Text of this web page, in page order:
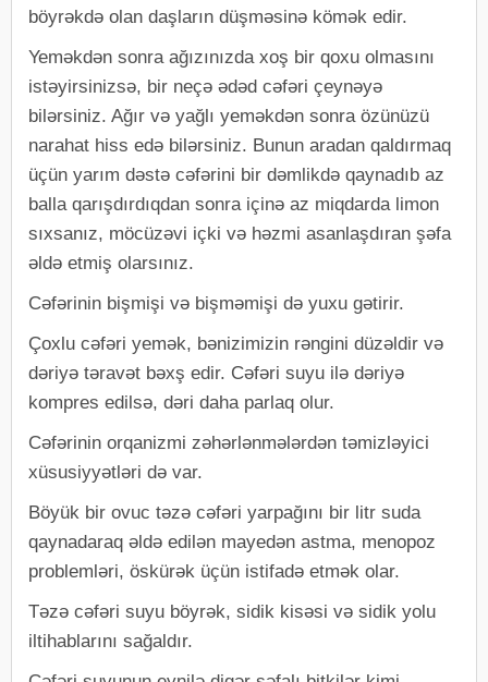
böyrəkdə olan daşların düşməsinə kömək edir.
Yeməkdən sonra ağızınızda xoş bir qoxu olmasını
istəyirsinizsə, bir neçə ədəd cəfəri çeynəyə
bilərsiniz. Ağır və yağlı yeməkdən sonra özünüzü
narahat hiss edə bilərsiniz. Bunun aradan qaldırmaq
üçün yarım dəstə cəfərini bir dəmlikdə qaynadıb az
balla qarışdırdıqdan sonra içinə az miqdarda limon
sıxsanız, möcüzəvi içki və həzmi asanlaşdıran şəfa
əldə etmiş olarsınız.
Cəfərinin bişmişi və bişməmişi də yuxu gətirir.
Çoxlu cəfəri yemək, bənizimizin rəngini düzəldir və
dəriyə təravət bəxş edir. Cəfəri suyu ilə dəriyə
kompres edilsə, dəri daha parlaq olur.
Cəfərinin orqanizmi zəhərlənmələrdən təmizləyici
xüsusiyyətləri də var.
Böyük bir ovuc təzə cəfəri yarpağını bir litr suda
qaynadaraq əldə edilən mayedən astma, menopoz
problemləri, öskürək üçün istifadə etmək olar.
Təzə cəfəri suyu böyrək, sidik kisəsi və sidik yolu
iltihablarını sağaldır.